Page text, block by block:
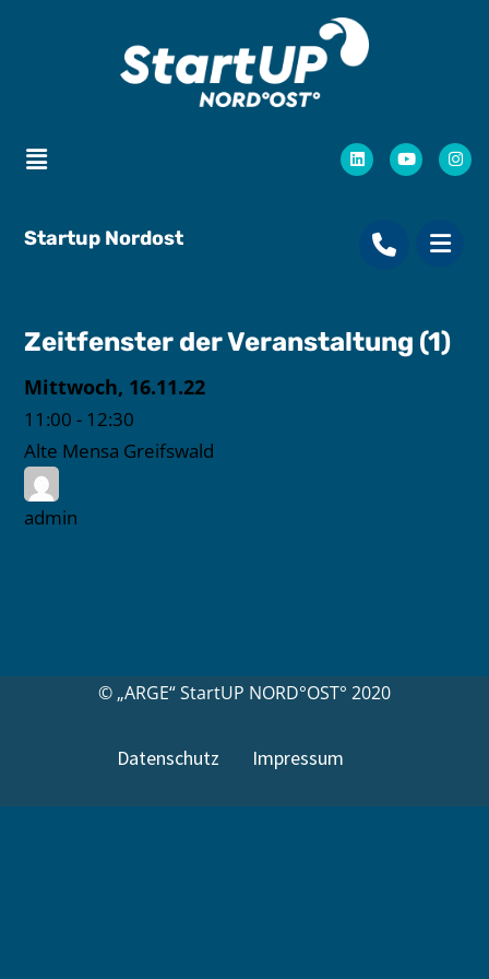
Startup Nordost
Zeitfenster der Veranstaltung (1)
Mittwoch, 16.11.22
11:00 - 12:30
Alte Mensa Greifswald
admin
© „ARGE“ StartUP NORD°OST° 2020
Datenschutz Impressum